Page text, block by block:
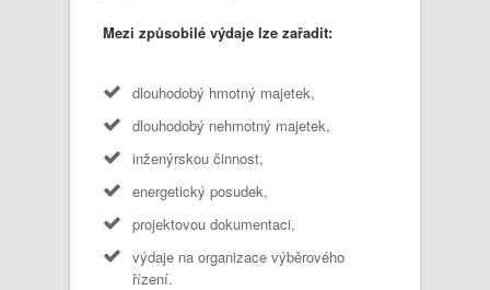
Mezi způsobilé výdaje lze zařadit:
dlouhodobý hmotný majetek,
dlouhodobý nehmotný majetek,
inženýrskou činnost,
energetický posudek,
projektovou dokumentaci,
výdaje na organizace výběrového
řízení.